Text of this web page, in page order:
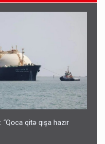
qitə qışa hazır